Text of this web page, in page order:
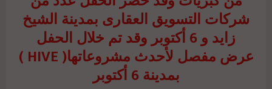
شركات التسويق العقارى بمدينة الشيخ
زايد و 6 أكتوبر وقد تم خلال الحفل
عرض مفصل لأحدث مشروعاتها( HIVE )
بمدينة 6 أكتوبر